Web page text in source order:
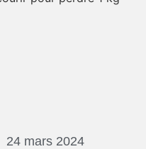
24 mars 2024